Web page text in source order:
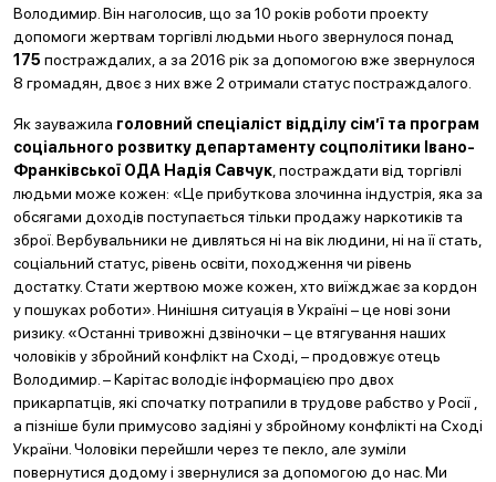
Володимир. Він наголосив, що за 10 років роботи проекту
допомоги жертвам торгівлі людьми нього звернулося понад
175 постраждалих, а за 2016 рік за допомогою вже звернулося
8 громадян, двоє з них вже 2 отримали статус постраждалого.
Як зауважила головний спеціаліст відділу сім’ї та програм
соціального розвитку департаменту соцполітики Івано-
Франківської ОДА Надія Савчук , постраждати від торгівлі
людьми може кожен: «Це прибуткова злочинна індустрія, яка за
обсягами доходів поступається тільки продажу наркотиків та
зброї. Вербувальники не дивляться ні на вік людини, ні на її стать,
соціальний статус, рівень освіти, походження чи рівень
достатку. Стати жертвою може кожен, хто виїжджає за кордон
у пошуках роботи». Нинішня ситуація в Україні – це нові зони
ризику. «Останні тривожні дзвіночки – це втягування наших
чоловіків у збройний конфлікт на Сході, – продовжує отець
Володимир. ­– Карітас володіє інформацією про двох
прикарпатців, які спочатку потрапили в трудове рабство у Росії ,
а пізніше були примусово задіяні у збройному конфлікті на Сході
України. Чоловіки перейшли через те пекло, але зуміли
повернутися додому і звернулися за допомогою до нас. Ми